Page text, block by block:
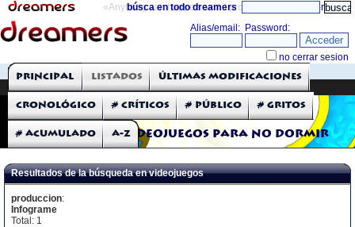
«Anything can happen and it probably will» directorio
búsca en todo dreamers
THE DREAMERS
Críticas: Videojuegos
Videojuegos para no dormir
Principal Listados Últimas modificaciones
Cronológico # Críticos # Público # Gritos
# Acumulado A-Z
Resultados de la búsqueda en videojuegos
produccion:
Infograme
Total: 1